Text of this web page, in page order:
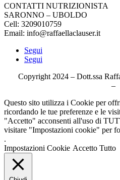
CONTATTI NUTRIZIONISTA
SARONNO – UBOLDO
Cell: 3209010759
Email: info@raffaellaclauser.it
Segui
Segui
Copyright 2024 – Dott.ssa
–
Questo sito utilizza i Cookie per
ricordando le tue preferenze e le
"Accetto" acconsenti all'uso di
visitare "Impostazioni cookie" per
.
Impostazioni Cookie Accetto Tutto